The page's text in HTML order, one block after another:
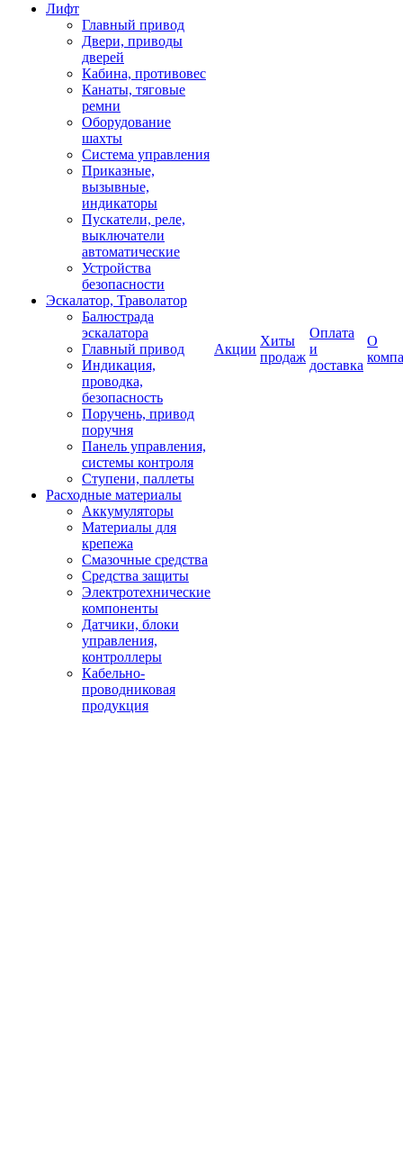
Лифт
Главный привод
Двери, приводы
дверей
Кабина, противовес
Канаты, тяговые
ремни
Оборудование
шахты
Система управления
Приказные,
вызывные,
индикаторы
Пускатели, реле,
выключатели
автоматические
Устройства
безопасности
Эскалатор, Траволатор
Балюстрада
эскалатора
Главный привод
Индикация,
проводка,
безопасность
Поручень, привод
поручня
Панель управления,
системы контроля
Ступени, паллеты
Расходные материалы
Аккумуляторы
Материалы для
крепежа
Смазочные средства
Средства защиты
Электротехнические
компоненты
Датчики, блоки
управления,
контроллеры
Кабельно-
проводниковая
продукция
Акции
Хиты
продаж
Оплата
и
доставка
О